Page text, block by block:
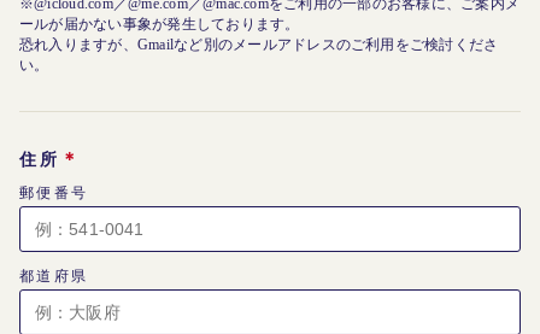
※@icloud.com／@me.com／@mac.comをご利用の一部のお客様に、ご案内メ
ールが届かない事象が発生しております。
恐れ入りますが、Gmailなど別のメールアドレスのご利用をご検討くださ
い。
住所 ＊
郵便番号
都道府県